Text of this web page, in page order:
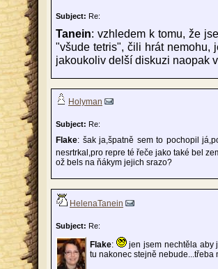
Subject: Re:
Tanein: vzhledem k tomu, že
"všude tetris", čili hrát nemohu,
jakoukoliv delší diskuzi naopak
Holyman
Subject: Re:
Flake: šak ja,špatně sem to pochopil
nesrtrkal,pro repre té řeče jako také bel
ož bels na ňákym jejich srazo?
HelenaTanein
Subject: Re:
Flake:
jen jsem nechtěla aby
tu nakonec stejně nebude...třeba